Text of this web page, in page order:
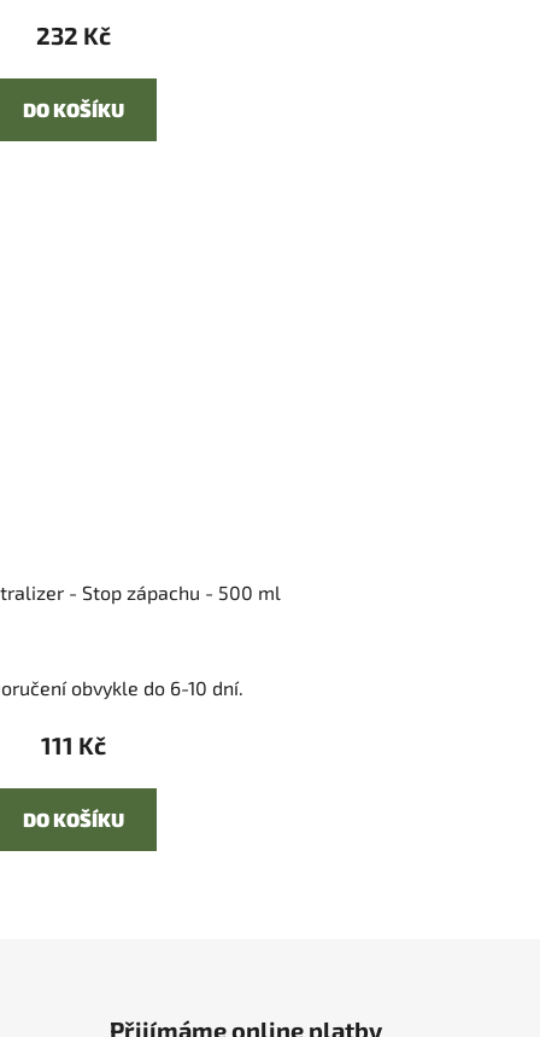
232 Kč
DO KOŠÍKU
- Stop zápachu - 500 ml
obvykle do 6-10 dní.
111 Kč
DO KOŠÍKU
Přijímáme online platby